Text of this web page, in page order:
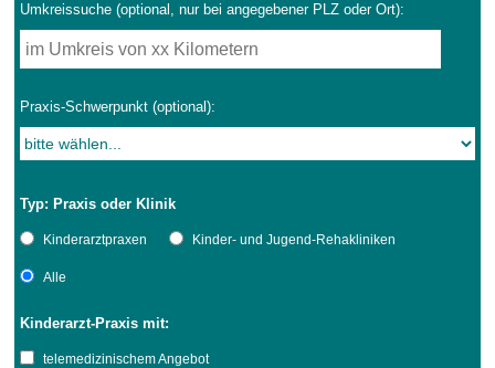
Umkreissuche (optional, nur bei angegebener PLZ oder Ort):
Praxis-Schwerpunkt (optional):
Typ: Praxis oder Klinik
Kinderarztpraxen Kinder- und Jugend-Rehakliniken
Alle
Kinderarzt-Praxis mit:
telemedizinischem Angebot